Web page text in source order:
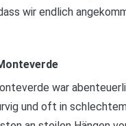
wir endlich
war
und oft in